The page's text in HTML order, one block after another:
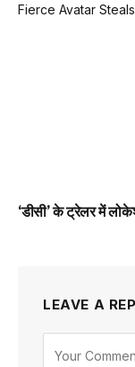
‘डीसी’ के ट्रेलर में
LEAVE A